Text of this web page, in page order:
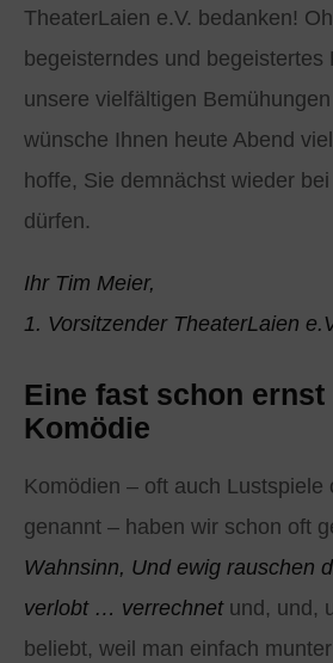
TheaterLaien e.V. bedanken!
begeisterndes und begeistertes
unsere vielfältigen
wünsche Ihnen heute Abend
hoffe, Sie demnächst wieder
dürfen.
Ihr Tim Meier,
1. Vorsitzender TheaterLaien
Eine fast schon ernst
Komödie
Komödien – oft auch Lustspiele
genannt – haben wir schon oft
Wahnsinn, Und ewig rauschen
verlobt … verrechnet und, und,
beliebt, weil man einfach